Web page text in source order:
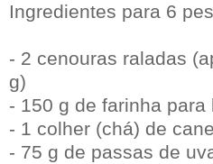
Ingredientes para 6
- 2 cenouras raladas
g)
- 150 g de farinha
- 1 colher (chá) de
- 75 g de passas de